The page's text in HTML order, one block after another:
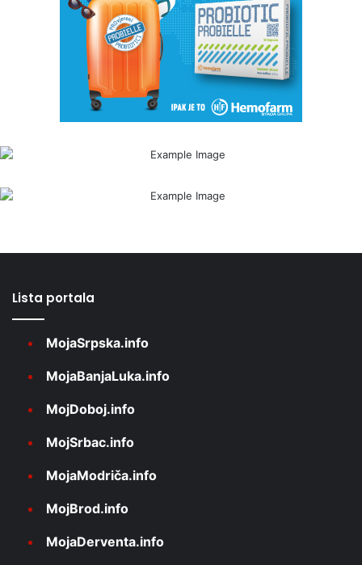
Lista portala
MojaSrpska.info
MojaBanjaLuka.info
MojDoboj.info
MojSrbac.info
MojaModriča.info
MojBrod.info
MojaDerventa.info